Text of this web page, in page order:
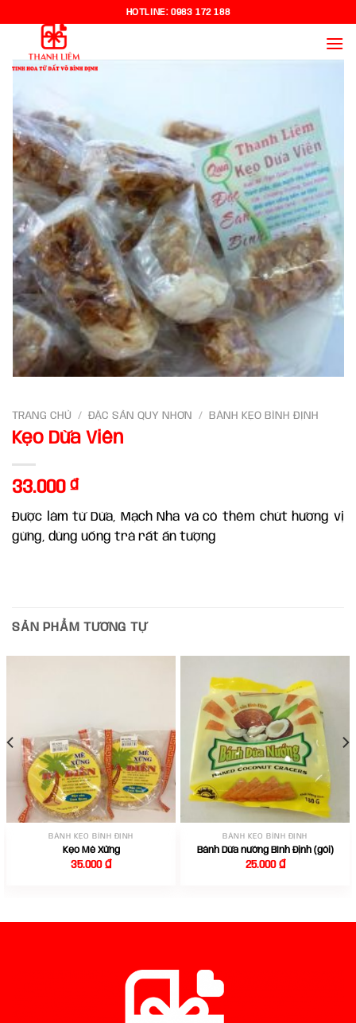
dung
HOTLINE:0983 172 188
TRANG CHỦ / ĐẶC SẢN QUY NHƠN / BÁNH KẸO BÌNH ĐỊNH
Kẹo Dừa Viên
33.000 ₫
Được làm từ Dừa, Mạch Nha và có thêm chút hương vị
gừng, dùng uống trà rất ấn tượng
SẢN PHẨM TƯƠNG TỰ
BÁNH KẸO BÌNH ĐỊNH
Kẹo Mè Xửng
35.000 ₫
BÁNH KẸO BÌNH ĐỊNH
Bánh Dừa nướng Bình Định (gói)
25.000 ₫